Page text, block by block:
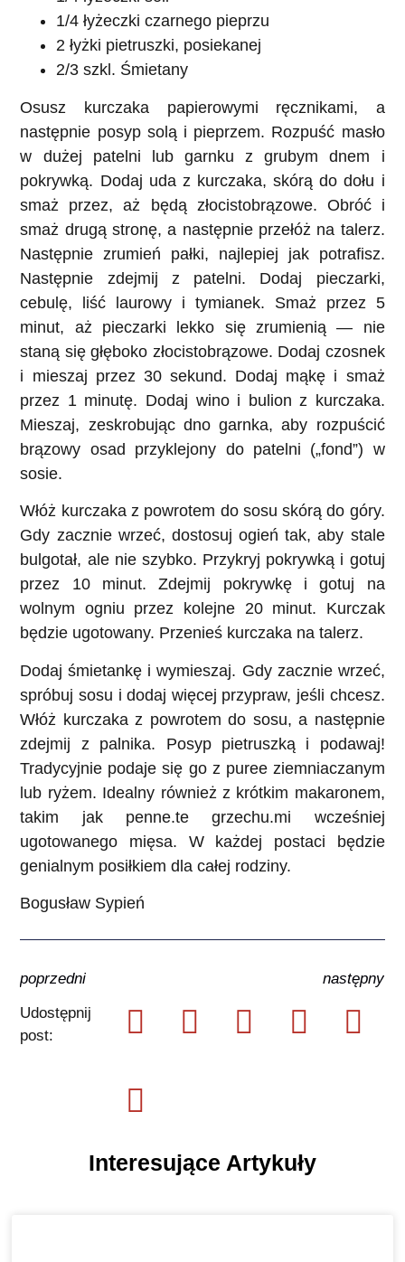
1/4 łyżeczki czarnego pieprzu
2 łyżki pietruszki, posiekanej
2/3 szkl. Śmietany
Osusz kurczaka papierowymi ręcznikami, a
następnie posyp solą i pieprzem. Rozpuść masło
w dużej patelni lub garnku z grubym dnem i
pokrywką. Dodaj uda z kurczaka, skórą do dołu i
smaż przez, aż będą złocistobrązowe. Obróć i
smaż drugą stronę, a następnie przełóż na talerz.
Następnie zrumień pałki, najlepiej jak potrafisz.
Następnie zdejmij z patelni. Dodaj pieczarki,
cebulę, liść laurowy i tymianek. Smaż przez 5
minut, aż pieczarki lekko się zrumienią — nie
staną się głęboko złocistobrązowe. Dodaj czosnek
i mieszaj przez 30 sekund. Dodaj mąkę i smaż
przez 1 minutę. Dodaj wino i bulion z kurczaka.
Mieszaj, zeskrobując dno garnka, aby rozpuścić
brązowy osad przyklejony do patelni („fond”) w
sosie.
Włóż kurczaka z powrotem do sosu skórą do góry.
Gdy zacznie wrzeć, dostosuj ogień tak, aby stale
bulgotał, ale nie szybko. Przykryj pokrywką i gotuj
przez 10 minut. Zdejmij pokrywkę i gotuj na
wolnym ogniu przez kolejne 20 minut. Kurczak
będzie ugotowany. Przenieś kurczaka na talerz.
Dodaj śmietankę i wymieszaj. Gdy zacznie wrzeć,
spróbuj sosu i dodaj więcej przypraw, jeśli chcesz.
Włóż kurczaka z powrotem do sosu, a następnie
zdejmij z palnika. Posyp pietruszką i podawaj!
Tradycyjnie podaje się go z puree ziemniaczanym
lub ryżem. Idealny również z krótkim makaronem,
takim jak penne.te grzechu.mi wcześniej
ugotowanego mięsa. W każdej postaci będzie
genialnym posiłkiem dla całej rodziny.
Bogusław Sypień
poprzedni
następny
Udostępnij
post:
Interesujące Artykuły